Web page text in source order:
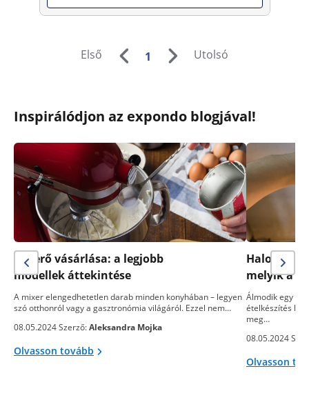
Első 1 Utolsó
Inspirálódjon az expondo blogjával!
Keverő vásárlása: a legjobb
modellek áttekintése
A mixer elengedhetetlen darab minden konyhában – legyen
szó otthonról vagy a gasztronómia világáról. Ezzel nem…
08.05.2024 Szerző:Aleksandra Mojka
Olvasson tovább
Halogén
melyik a
Álmodik egy
ételkészítés
meg…
08.05.2024
Olvasson